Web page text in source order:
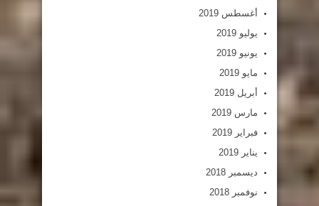
أغسطس 2019
يوليو 2019
يونيو 2019
مايو 2019
أبريل 2019
مارس 2019
فبراير 2019
يناير 2019
ديسمبر 2018
نوفمبر 2018